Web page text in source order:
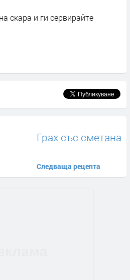
скара и ги сервирайте
Грах със сметана
Следваща рецепта